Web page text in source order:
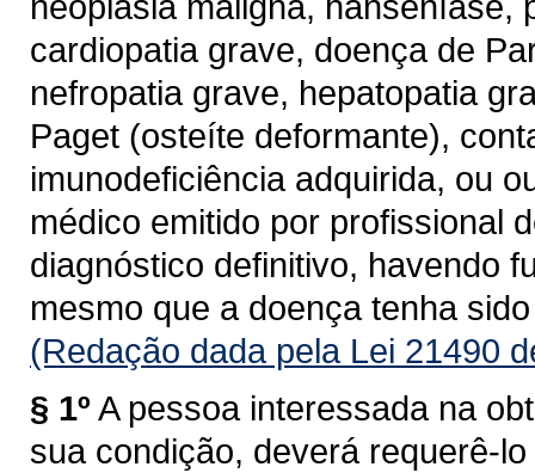
cardiopatia grave, doença de
nefropatia grave, hepatopatia
Paget (osteíte deformante),
imunodeficiência adquirida, ou
médico emitido por profissional
diagnóstico definitivo, havendo
mesmo que a doença tenha
(Redação dada pela Lei 21490
§ 1º A pessoa interessada na
sua condição, deverá requerê-